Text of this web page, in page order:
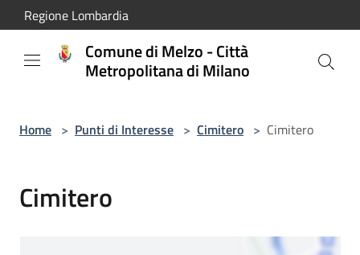
Salta al contenuto principale
Regione Lombardia
Comune di Melzo - Città
Metropolitana di Milano
Home > Punti di Interesse > Cimitero > Cimitero
Cimitero